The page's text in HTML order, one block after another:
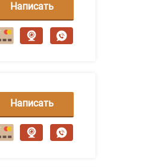
Написать
сообщение
Написать
сообщение